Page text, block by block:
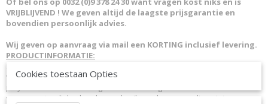
VRIJBLIJVEND ! We geven altijd de laagste prijsgarantie en
bovendien persoonlijk advies.
Wij geven op aanvraag via mail een KORTING inclusief levering.
PRODUCTINFORMATIE:
Sidemount zandfilter met 6-weg klep. S-serie side mount zandfilters
voor particuliere zwembaden met PE beklede glasvezelversterkte
weersomstandigheden door gebruik van hoogwaardige niet
Cookies toestaan Opties